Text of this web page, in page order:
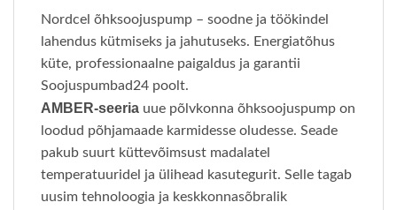
Nordcel õhksoojuspump – soodne ja töökindel
lahendus kütmiseks ja jahutuseks. Energiatõhus
küte, professionaalne paigaldus ja garantii
Soojuspumbad24 poolt.
AMBER-seeria uue põlvkonna õhksoojuspump on
loodud põhjamaade karmidesse oludesse. Seade
pakub suurt küttevõimsust madalatel
temperatuuridel ja ülihead kasutegurit. Selle tagab
uusim tehnoloogia ja keskkonnasõbralik